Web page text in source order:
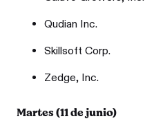
Qudian Inc.
Skillsoft Corp.
Zedge, Inc.
Martes (11 de junio)